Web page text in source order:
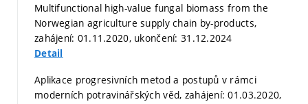
Multifunctional high-value fungal biomass from the
Norwegian agriculture supply chain by-products,
zahájení: 01.11.2020, ukončení: 31.12.2024
Detail
Aplikace progresivních metod a postupů v rámci
moderních potravinářských věd, zahájení: 01.03.2020,